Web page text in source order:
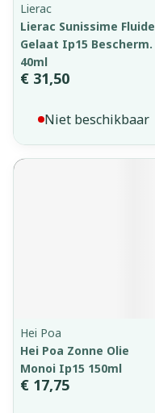
Lierac
Lierac Sunissime Fluide
Gelaat Ip15 Bescherm.
40ml
€ 31,50
Niet beschikbaar
Hei Poa
Hei Poa Zonne Olie
Monoi Ip15 150ml
€ 17,75